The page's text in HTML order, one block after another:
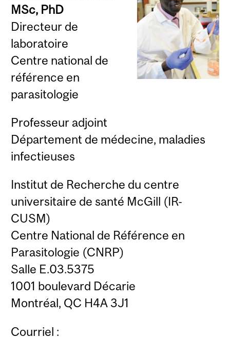
MSc, PhD
Directeur de
laboratoire
Centre national de
référence en
parasitologie
Professeur adjoint
Département de médecine, maladies
infectieuses
Institut de Recherche du centre
universitaire de santé McGill (IR-
CUSM)
Centre National de Référence en
Parasitologie (CNRP)
Salle E.03.5375
1001 boulevard Décarie
Montréal, QC H4A 3J1
Courriel :